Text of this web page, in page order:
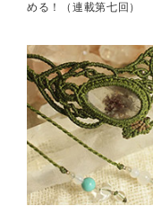
める！（連載第七回）